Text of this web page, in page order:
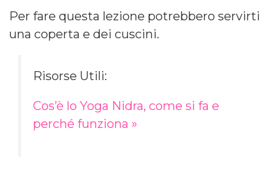
Per fare questa lezione potrebbero servirti
una coperta e dei cuscini.
Risorse Utili:
Cos’è lo Yoga Nidra, come si fa e
perché funziona »